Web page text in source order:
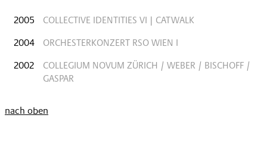
2005
COLLECTIVE IDENTITIES VI | CATWALK
2004
ORCHESTERKONZERT RSO WIEN I
2002
COLLEGIUM NOVUM ZÜRICH / WEBER / BISCHOFF /
GASPAR
nach oben